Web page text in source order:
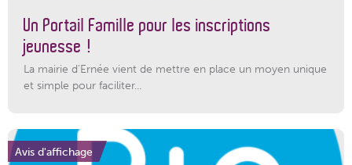
Un Portail Famille pour les inscriptions
jeunesse !
La mairie d’Ernée vient de mettre en place un moyen unique
et simple pour faciliter...
Avis d'affichage